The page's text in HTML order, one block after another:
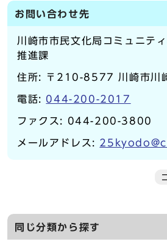
お問い合わせ先
川崎市市民文化局コミュニテ
推進課
住所: 〒210-8577 川崎市川
電話: 044-200-2017
ファクス: 044-200-3800
メールアドレス:
同じ分類から探す